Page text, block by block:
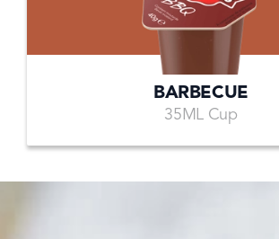
BARBECUE
35ML Cup